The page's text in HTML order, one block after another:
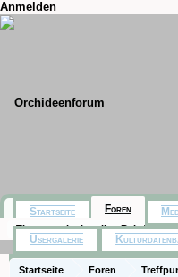
Anmelden
Startseite Foren
Startseite Foren
Themen mit aktuellen Beiträgen
Usergalerie